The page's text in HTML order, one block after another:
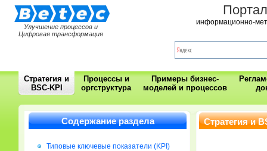
Улучшение процессов и
Цифровая трансформация
информационно-
Стратегия и
BSC-KPI
Процессы и
оргструктура
Примеры бизнес-
моделей и процессов
Содержание раздела
Типовые ключевые показатели (KPI)
Стратегия и